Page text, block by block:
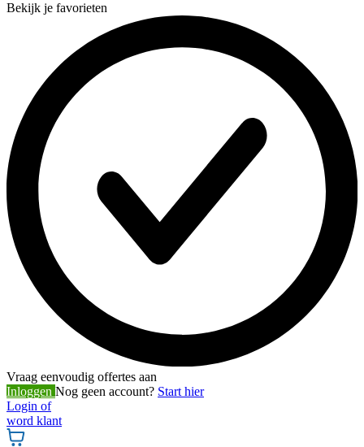
Bekijk je favorieten
Vraag eenvoudig offertes aan
Inloggen Nog geen account? Start hier
Login of
word klant